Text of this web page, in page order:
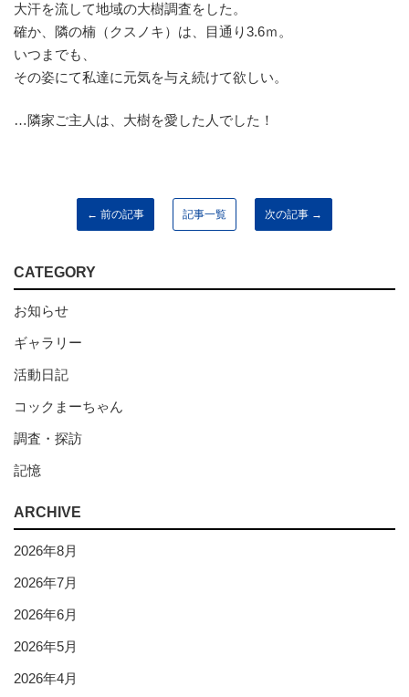
大汗を流して地域の大樹調査をした。
確か、隣の楠（クスノキ）は、目通り3.6ｍ。
いつまでも、
その姿にて私達に元気を与え続けて欲しい。
…隣家ご主人は、大樹を愛した人でした！
← 前の記事 記事一覧 次の記事 →
CATEGORY
お知らせ
ギャラリー
活動日記
コックまーちゃん
調査・探訪
記憶
ARCHIVE
2026年8月
2026年7月
2026年6月
2026年5月
2026年4月